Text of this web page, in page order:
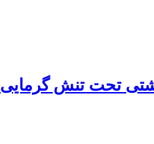
تحت تنش گرمایی